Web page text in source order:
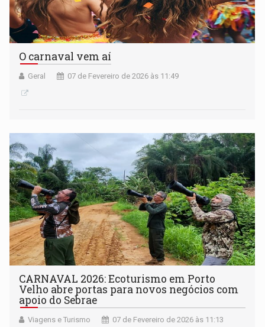
O carnaval vem aí
Geral 07 de Fevereiro de 2026 às 11:49
CARNAVAL 2026: Ecoturismo em Porto
Velho abre portas para novos negócios com
apoio do Sebrae
Viagens e Turismo 07 de Fevereiro de 2026 às 11:13